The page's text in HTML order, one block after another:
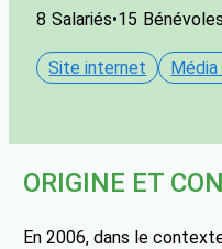
8 Salariés•15 Bénévoles
Site internet
ORIGINE ET
En 2006, dans le